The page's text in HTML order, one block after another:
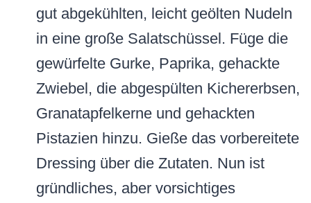
gut abgekühlten, leicht geölten Nudeln
in eine große Salatschüssel. Füge die
gewürfelte Gurke, Paprika, gehackte
Zwiebel, die abgespülten Kichererbsen,
Granatapfelkerne und gehackten
Pistazien hinzu. Gieße das vorbereitete
Dressing über die Zutaten. Nun ist
gründliches, aber vorsichtiges